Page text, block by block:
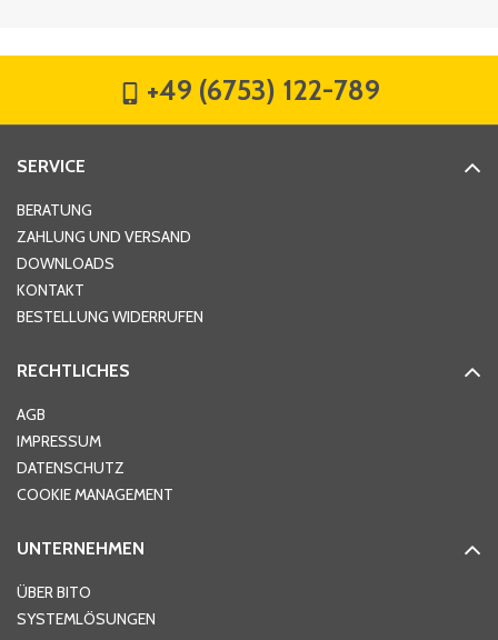
Hausnummer
Ort*
Telefon
+49 (6753) 122-789
SERVICE
BERATUNG
ZAHLUNG UND VERSAND
DOWNLOADS
KONTAKT
BESTELLUNG WIDERRUFEN
RECHTLICHES
AGB
IMPRESSUM
DATENSCHUTZ
COOKIE MANAGEMENT
UNTERNEHMEN
ÜBER BITO
SYSTEMLÖSUNGEN